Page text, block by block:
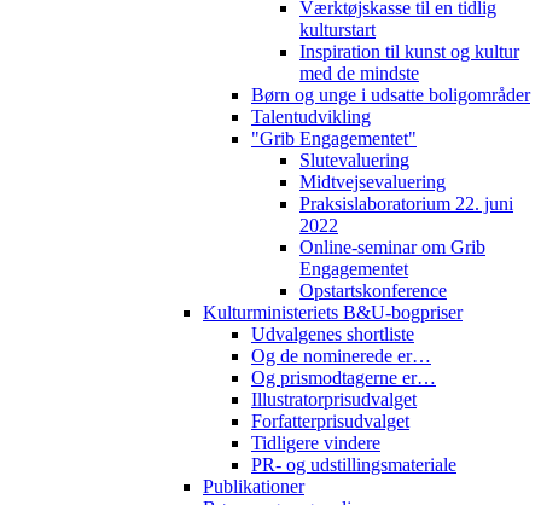
Værktøjskasse til en tidlig
kulturstart
Inspiration til kunst og kultur
med de mindste
Børn og unge i udsatte boligområder
Talentudvikling
"Grib Engagementet"
Slutevaluering
Midtvejsevaluering
Praksislaboratorium 22. juni
2022
Online-seminar om Grib
Engagementet
Opstartskonference
Kulturministeriets B&U-bogpriser
Udvalgenes shortliste
Og de nominerede er…
Og prismodtagerne er…
Illustratorprisudvalget
Forfatterprisudvalget
Tidligere vindere
PR- og udstillingsmateriale
Publikationer